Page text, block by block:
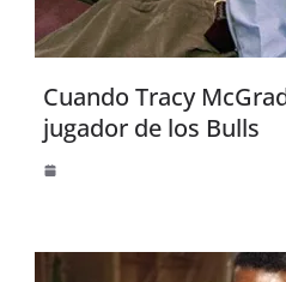
Cuando Tracy
jugador de los Bulls